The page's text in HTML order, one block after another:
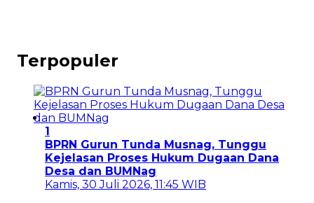
Terpopuler
1
BPRN Gurun Tunda Musnag, Tunggu
Kejelasan Proses Hukum Dugaan Dana
Desa dan BUMNag
Kamis, 30 Juli 2026, 11:45 WIB